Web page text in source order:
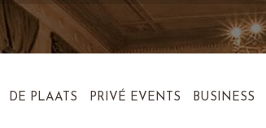
DE PLAATS PRIVÉ EVENTS BUSINESS